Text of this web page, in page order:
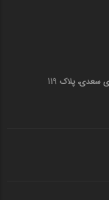
کرمانشاه خیابان سعدی ، جنب مرکز قنادی سعدی، پلاک 119